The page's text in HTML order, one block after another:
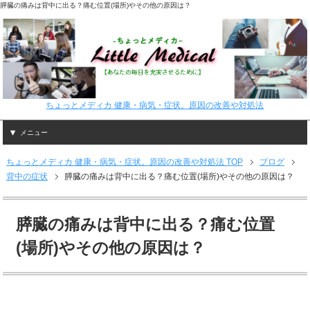
膵臓の痛みは背中に出る？痛む位置(場所)やその他の原因は？
ちょっとメディカ 健康・病気・症状。原因の改善や対処法
メニュー
ちょっとメディカ 健康・病気・症状。原因の改善や対処法 TOP
ブログ
背中の症状
膵臓の痛みは背中に出る？痛む位置(場所)やその他の原因は？
膵臓の痛みは背中に出る？痛む位置
(場所)やその他の原因は？